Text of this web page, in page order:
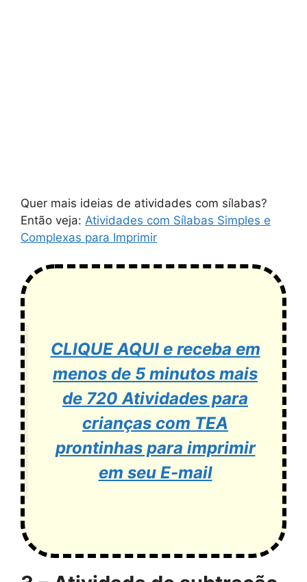
Quer mais ideias de atividades com sílabas?
Então veja: Atividades com Sílabas Simples e
Complexas para Imprimir
CLIQUE AQUI e receba em
menos de 5 minutos mais
de 720 Atividades para
crianças com TEA
prontinhas para imprimir
em seu E-mail